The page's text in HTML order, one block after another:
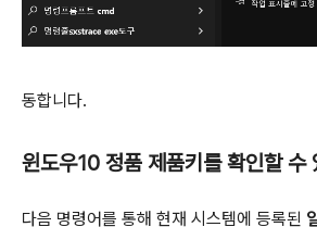
동합니다.
윈도우10 정품 제품키를 확인할 수
다음 명령어를 통해 현재 시스템에 등록된